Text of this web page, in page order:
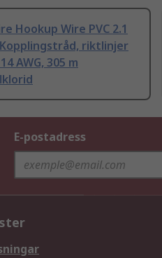
Hookup Wire PVC 2.1
Kopplingstråd, riktlinjer
AWG, 305 m
E-postadress